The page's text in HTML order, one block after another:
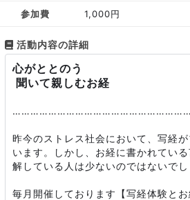
参加費 1,000円
活動内容の詳細
心がととのう
聞いて親しむお経
昨今のストレス社会において、写経
います。しかし、お経に書かれてい
解している人は少ないのではないでし
毎月開催しております【写経体験とお